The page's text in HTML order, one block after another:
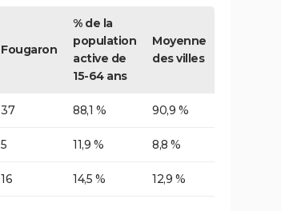
Fougaron
% de la
population
active de
15-64 ans
Moyenne
des villes
37 88,1 % 90,9 %
5 11,9 % 8,8 %
16 14,5 % 12,9 %